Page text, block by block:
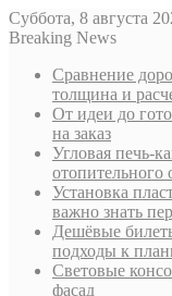
Суббота, 8 августа
Breaking News
Сравнение
толщина и
От идеи до
на заказ
Угловая печь-
отопительного
Установка
важно знать
Дешёвые
подходы к
Световые
фасад